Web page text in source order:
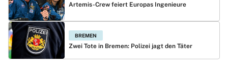
Artemis-Crew feiert Europas Ingenieure
BREMEN
Zwei Tote in Bremen: Polizei jagt den Täter